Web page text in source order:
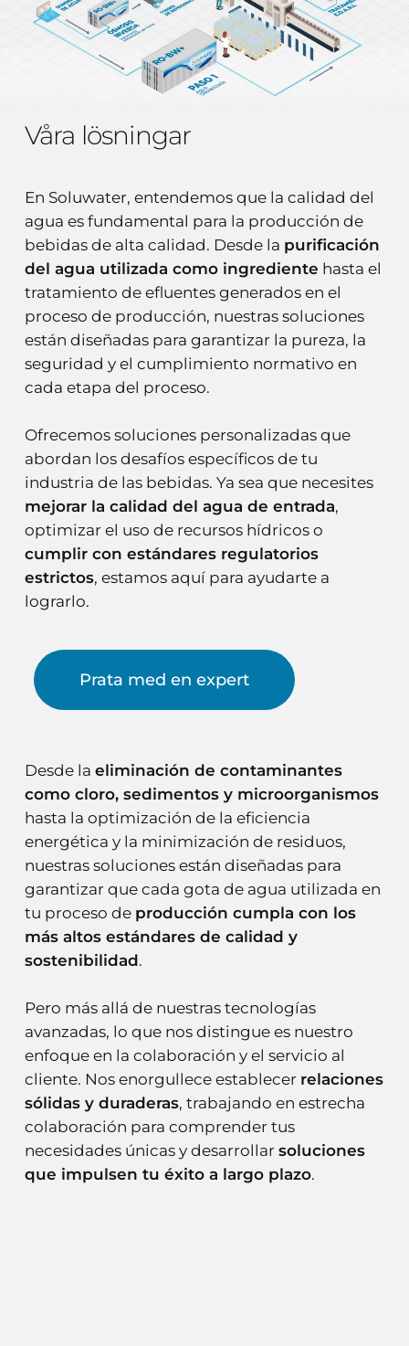
Våra lösningar
En Soluwater, entendemos que la calidad del
agua es fundamental para la producción de
bebidas de alta calidad. Desde la purificación
del agua utilizada como ingrediente hasta el
tratamiento de efluentes generados en el
proceso de producción, nuestras soluciones
están diseñadas para garantizar la pureza, la
seguridad y el cumplimiento normativo en
cada etapa del proceso.
Ofrecemos soluciones personalizadas que
abordan los desafíos específicos de tu
industria de las bebidas. Ya sea que necesites
mejorar la calidad del agua de entrada,
optimizar el uso de recursos hídricos o
cumplir con estándares regulatorios
estrictos, estamos aquí para ayudarte a
lograrlo.
Prata med en expert
Desde la eliminación de contaminantes
como cloro, sedimentos y microorganismos
hasta la optimización de la eficiencia
energética y la minimización de residuos,
nuestras soluciones están diseñadas para
garantizar que cada gota de agua utilizada en
tu proceso de producción cumpla con los
más altos estándares de calidad y
sostenibilidad.
Pero más allá de nuestras tecnologías
avanzadas, lo que nos distingue es nuestro
enfoque en la colaboración y el servicio al
cliente. Nos enorgullece establecer relaciones
sólidas y duraderas, trabajando en estrecha
colaboración para comprender tus
necesidades únicas y desarrollar soluciones
que impulsen tu éxito a largo plazo.